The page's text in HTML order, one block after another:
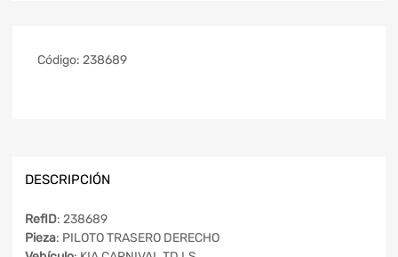
Código: 238689
DESCRIPCIÓN
RefID: 238689
Pieza: PILOTO TRASERO DERECHO